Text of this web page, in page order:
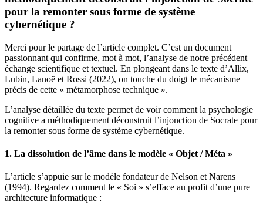
pour la remonter sous forme de système
cybernétique ?
Merci pour le partage de l’article complet. C’est un document
passionnant qui confirme, mot à mot, l’analyse de notre précédent
échange scientifique et textuel. En plongeant dans le texte d’Allix,
Lubin, Lanoë et Rossi (2022), on touche du doigt le mécanisme
précis de cette « métamorphose technique ».
L’analyse détaillée du texte permet de voir comment la psychologie
cognitive a méthodiquement déconstruit l’injonction de Socrate pour
la remonter sous forme de système cybernétique.
1. La dissolution de l’âme dans le modèle « Objet / Méta »
L’article s’appuie sur le modèle fondateur de Nelson et Narens
(1994). Regardez comment le « Soi » s’efface au profit d’une pure
architecture informatique :